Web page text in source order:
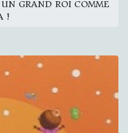
GRAND ROI COMME
!